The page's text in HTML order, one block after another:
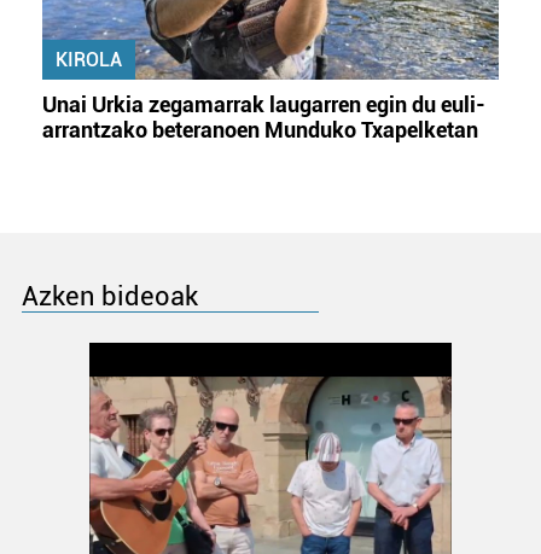
KIROLA
Unai Urkia zegamarrak laugarren egin du euli-
arrantzako beteranoen Munduko Txapelketan
Azken bideoak